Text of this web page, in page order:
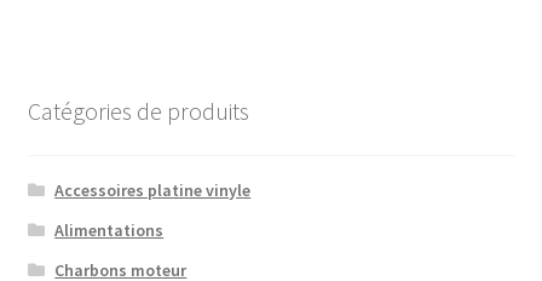
Catégories de produits
Accessoires platine vinyle
Alimentations
Charbons moteur